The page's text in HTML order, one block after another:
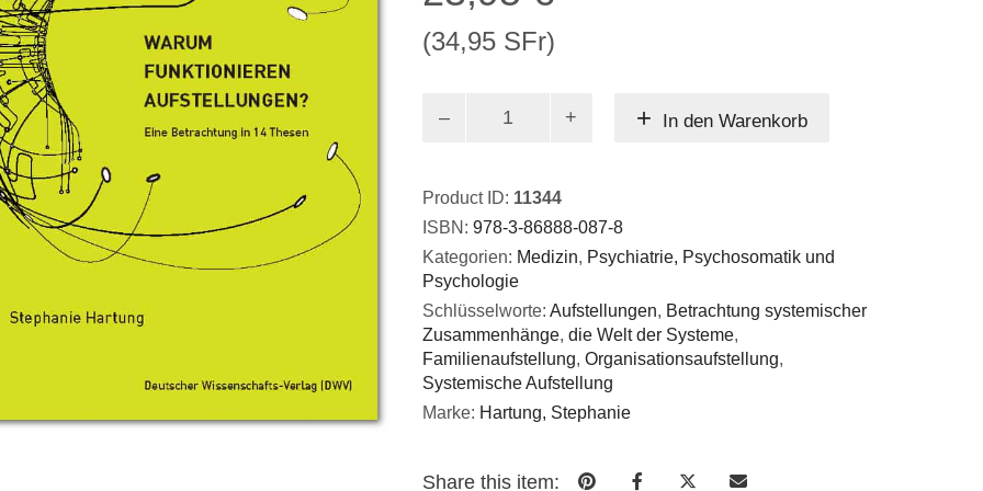
(34,95 SFr)
funktionieren
In den Warenkorb
Product ID: 11344
ISBN:978-3-86888-087-8
Kategorien: Medizin, Psychiatrie, Psychosomatik und
Psychologie
Schlüsselworte:Aufstellungen, Betrachtung systemischer
Zusammenhänge,die Welt der Systeme,
Familienaufstellung,Organisationsaufstellung,
Systemische Aufstellung
Marke: Hartung, Stephanie
Share this item: